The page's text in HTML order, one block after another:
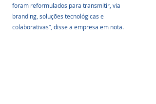
foram reformulados para transmitir, via
branding, soluções tecnológicas e
colaborativas”, disse a empresa em nota.